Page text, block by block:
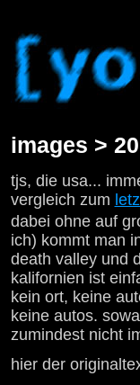
images >
tjs, die usa...
vergleich zum
dabei ohne auf
ich) kommt man
death valley und
kalifornien ist
kein ort, keine
keine autos.
zumindest nicht
hier der